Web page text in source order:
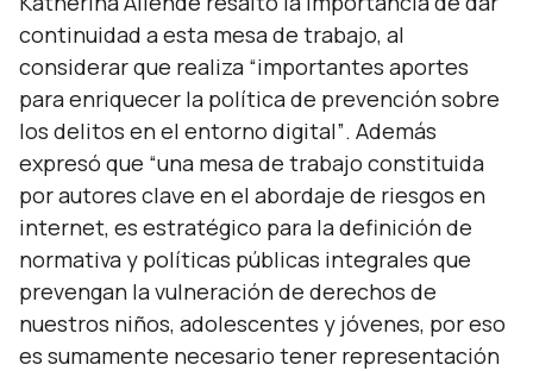
continuidad a esta mesa de trabajo, al
considerar que realiza “importantes aportes
para enriquecer la política de prevención sobre
los delitos en el entorno digital”. Además
expresó que “una mesa de trabajo constituida
por autores clave en el abordaje de riesgos en
internet, es estratégico para la definición de
normativa y políticas públicas integrales que
prevengan la vulneración de derechos de
nuestros niños, adolescentes y jóvenes, por eso
es sumamente necesario tener representación